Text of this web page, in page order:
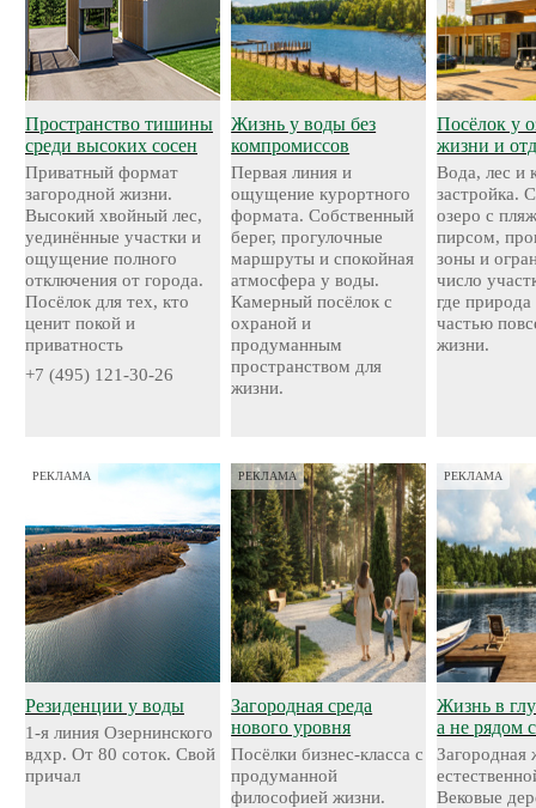
Пространство тишины
среди высоких сосен
Приватный формат
загородной жизни.
Высокий хвойный лес,
уединённые участки и
ощущение полного
отключения от города.
Посёлок для тех, кто
ценит покой и
приватность
+7 (495) 121-30-26
Жизнь у воды без
компромиссов
Первая линия и
ощущение курортного
формата. Собственный
берег, прогулочные
маршруты и спокойная
атмосфера у воды.
Камерный посёлок с
охраной и
продуманным
пространством для
жизни.
Посёлок у
жизни и
Вода, лес и
застройка.
озеро с
пирсом,
зоны и
число
где природа
частью
жизни.
РЕКЛАМА
Резиденции у воды
1-я линия Озернинского
вдхр. От 80 соток. Свой
причал
РЕКЛАМА
Загородная среда
нового уровня
Посёлки бизнес-класса с
продуманной
философией жизни.
РЕКЛАМА
Жизнь в
а не рядом
Загородная
Вековые